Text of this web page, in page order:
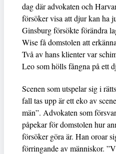
dag där advokaten och
försöker visa att djur kan ha
Ginsburg försökte förändra
Wise få domstolen att
Två av hans klienter var
Leo som hölls fångna på ett
Scenen som utspelar sig i
fall tas upp är ett eko av
män”. Advokaten som
påpekar för domstolen hur
försöker göra är. Han oroar
förringande av människor.